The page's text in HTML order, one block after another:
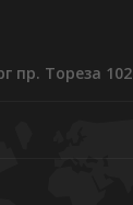
пр. Тореза